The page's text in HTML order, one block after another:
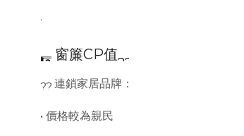
.
窗簾CP值
連鎖家居品牌：
• 價格較為親民